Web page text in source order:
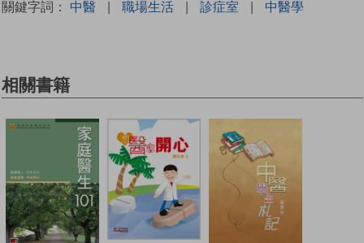
關鍵字詞： 中醫 | 職場生活 | 診症室 | 中醫學
相關書籍